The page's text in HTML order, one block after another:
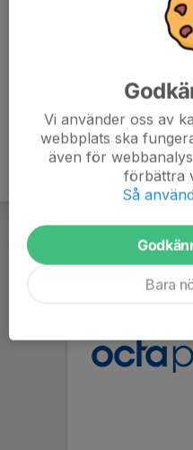
Vi använder oss av
webbplats ska
även för
förbättra
Så
Bara